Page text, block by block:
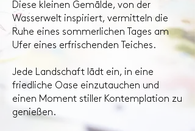
Diese kleinen Gemälde, von der
Wasserwelt inspiriert, vermitteln die
Ruhe eines sommerlichen Tages am
Ufer eines erfrischenden Teiches.
Jede Landschaft lädt ein, in eine
friedliche Oase einzutauchen und
einen Moment stiller Kontemplation zu
genießen.